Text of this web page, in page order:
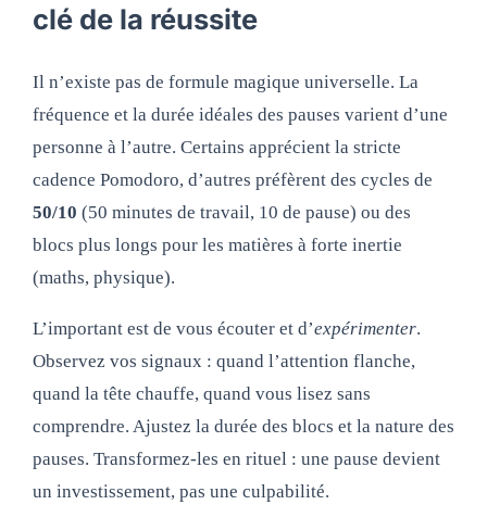
clé de la réussite
Il n’existe pas de formule magique universelle. La
fréquence et la durée idéales des pauses varient d’une
personne à l’autre. Certains apprécient la stricte
cadence Pomodoro, d’autres préfèrent des cycles de
50/10 (50 minutes de travail, 10 de pause) ou des
blocs plus longs pour les matières à forte inertie
(maths, physique).
L’important est de vous écouter et d’expérimenter.
Observez vos signaux : quand l’attention flanche,
quand la tête chauffe, quand vous lisez sans
comprendre. Ajustez la durée des blocs et la nature des
pauses. Transformez-les en rituel : une pause devient
un investissement, pas une culpabilité.